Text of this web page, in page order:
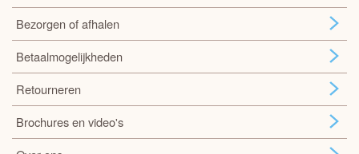
Bezorgen of afhalen
Betaalmogelijkheden
Retourneren
Brochures en video's